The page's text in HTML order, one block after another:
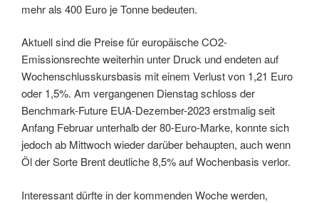
mehr als 400 Euro je Tonne bedeuten.
Aktuell sind die Preise für europäische CO2-
Emissionsrechte weiterhin unter Druck und endeten auf
Wochenschlusskursbasis mit einem Verlust von 1,21 Euro
oder 1,5%. Am vergangenen Dienstag schloss der
Benchmark-Future EUA-Dezember-2023 erstmalig seit
Anfang Februar unterhalb der 80-Euro-Marke, konnte sich
jedoch ab Mittwoch wieder darüber behaupten, auch wenn
Öl der Sorte Brent deutliche 8,5% auf Wochenbasis verlor.
Interessant dürfte in der kommenden Woche werden,